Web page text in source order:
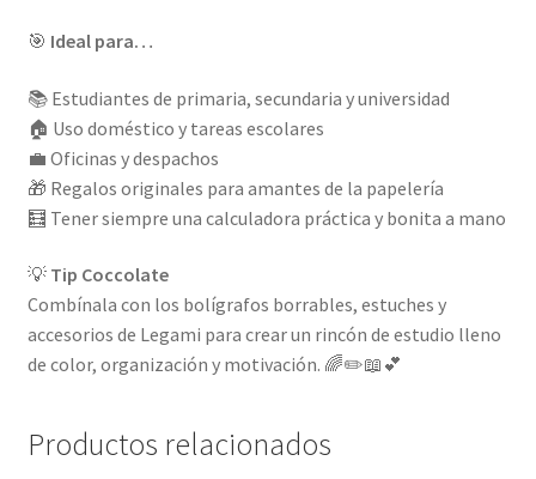
🎯 Ideal para…
📚 Estudiantes de primaria, secundaria y universidad
🏠 Uso doméstico y tareas escolares
💼 Oficinas y despachos
🎁 Regalos originales para amantes de la papelería
🧮 Tener siempre una calculadora práctica y bonita a mano
💡 Tip Coccolate
Combínala con los bolígrafos borrables, estuches y
accesorios de Legami para crear un rincón de estudio lleno
de color, organización y motivación. 🌈✏️📖💕
Productos relacionados